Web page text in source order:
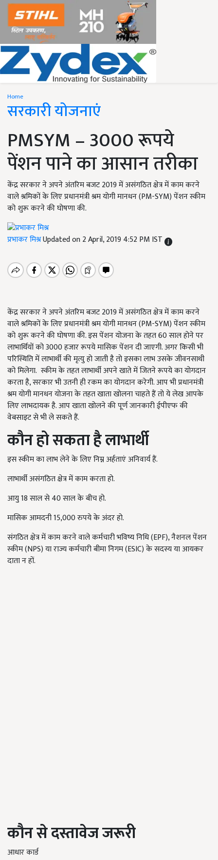
Home
सरकारी योजनाएं
PMSYM – 3000 रूपये
पेंशन पाने का आसान तरीका
केंद्र सरकार ने अपने अंतरिम बजट 2019 में असंगठित क्षेत्र में काम करने
वाले श्रमिकों के लिए प्रधानमंत्री श्रम योगी मानधन (PM-SYM) पेंशन स्कीम
को शुरू करने की घोषणा की.
प्रभाकर मिश्रUpdated on 2 April, 2019 4:52 PM IST
केंद्र सरकार ने अपने अंतरिम बजट 2019 में असंगठित क्षेत्र में काम करने
वाले श्रमिकों के लिए प्रधानमंत्री श्रम योगी मानधन (PM-SYM) पेंशन स्कीम
को शुरू करने की घोषणा की. इस पेंशन योजना के तहत 60 साल होने पर
लाभार्थियों को 3000 हजार रूपये मासिक पेंशन दी जाएगी. अगर किसी भी
परिस्थिति में लाभार्थी की मृत्यु हो जाती है तो इसका लाभ उसके जीवनसाथी
को मिलेगा. स्कीम के तहत लाभार्थी अपने खाते में जितने रूपये का योगदान
करता है, सरकार भी उतनी ही रकम का योगदान करेगी. आप भी प्रधानमंत्री
श्रम योगी मानधन योजना के तहत खाता खोलना चाहते हैं तो ये लेख आपके
लिए लाभदायक है. आप खाता खोलने की पूर्ण जानकारी ईपीएफ की
वेबसाइट से भी ले सकते हैं.
कौन हो सकता है लाभार्थी
इस स्कीम का लाभ लेने के लिए निम्न अर्हताएं अनिवार्य हैं.
लाभार्थी असंगठित क्षेत्र में काम करता हो.
आयु 18 साल से 40 साल के बीच हो.
मासिक आमदनी 15,000 रुपये के अंदर हो.
संगठित क्षेत्र में काम करने वाले कर्मचारी भविष्य निधि (EPF), नैशनल पेंशन
स्कीम (NPS) या राज्य कर्मचारी बीमा निगम (ESIC) के सदस्य या आयकर
दाता न हों.
कौन से दस्तावेज जरूरी
आधार कार्ड